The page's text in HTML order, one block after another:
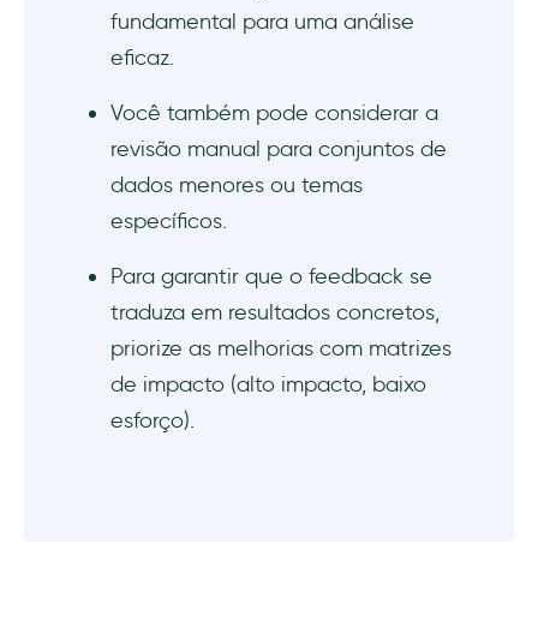
Como analisar o feedback do cliente no
Excel?
fundamental para uma análise
eficaz.
Você também pode considerar a
revisão manual para conjuntos de
dados menores ou temas
específicos.
Para garantir que o feedback se
traduza em resultados concretos,
priorize as melhorias com matrizes
de impacto (alto impacto, baixo
esforço).